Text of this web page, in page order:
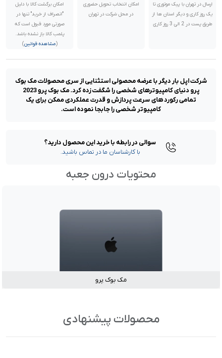
ارسال در تهران با پیک موتوری تا
یک روز کاری و دیگر استان ها از
طریق پست در 2 الی 3 روز کاری
امکان انتخاب تحویل حضوری
در محل شرکت در تهران
امکان برگشت کالا با دلیل
"انصراف از خرید" تنها در
صورتی مورد قبول است که
پلمب کالا باز نشده باشد.
(مشاهده قوانین)
شرکت اپل بار دیگر با عرضه محصولی استثنایی از سری محصولات مک بوک
پرو دنیای کامپیوترهای شخصی را شگفت زده کرد. مک بوک پرو 2023
تمامی رکورد های سرعت پردازش و قدرت عملکردی ممکن برای یک
کامپیوتر شخصی را جابجا نموده است.
سوالی در رابطه با خرید این محصول دارید؟
با کارشناسان ما در تماس باشید.
محتویات درون جعبه
مک بوک پرو
محصولات پیشنهادی